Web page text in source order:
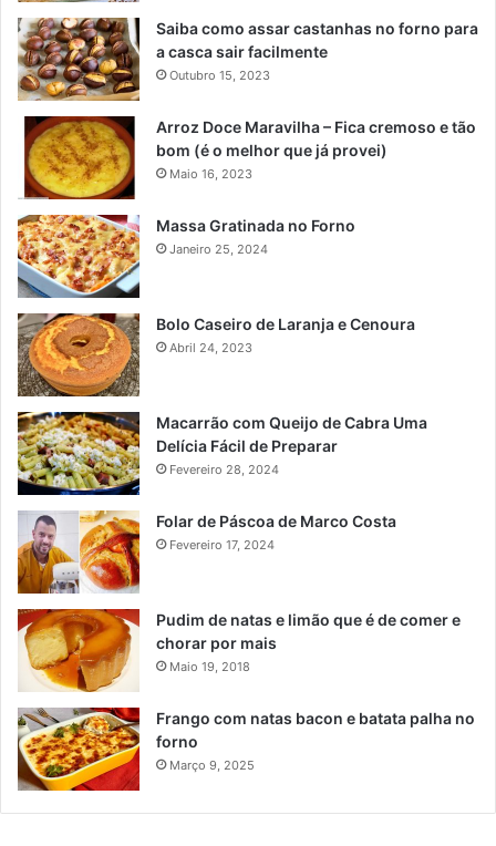
Saiba como assar castanhas no forno para
a casca sair facilmente
Outubro 15, 2023
Arroz Doce Maravilha – Fica cremoso e tão
bom (é o melhor que já provei)
Maio 16, 2023
Massa Gratinada no Forno
Janeiro 25, 2024
Bolo Caseiro de Laranja e Cenoura
Abril 24, 2023
Macarrão com Queijo de Cabra Uma
Delícia Fácil de Preparar
Fevereiro 28, 2024
Folar de Páscoa de Marco Costa
Fevereiro 17, 2024
Pudim de natas e limão que é de comer e
chorar por mais
Maio 19, 2018
Frango com natas bacon e batata palha no
forno
Março 9, 2025